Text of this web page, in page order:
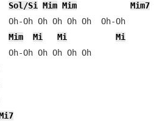
Sol/Si Mim Mim Mim7
Oh Oh Oh Oh  Oh-Oh   Oh-Oh Oh Oh Oh Oh  Oh-Oh
Mim Mi Mi
Mi
Oh-Oh Oh Oh Oh Oh